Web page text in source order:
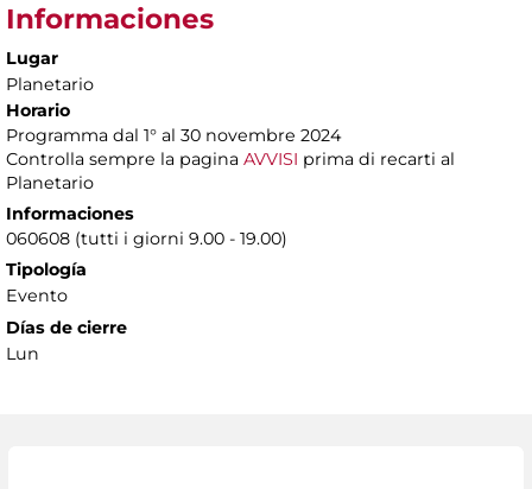
Informaciones
Lugar
Planetario
Horario
Programma dal 1° al 30 novembre 2024
Controlla sempre la pagina AVVISI prima di recarti al
Planetario
Informaciones
060608 (tutti i giorni 9.00 - 19.00)
Tipología
Evento
Días de cierre
Lun